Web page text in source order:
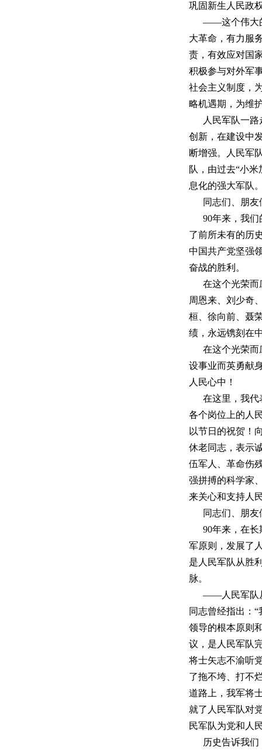
巩固新生人民政
——这个伟大
大革命，有力服
责，有效应对国
积极参与对外军
社会主义制度，
略机遇期，为维
人民军队一
创新，在建设中
断增强。人民军
队，由过去“小
息化的强大军队
同志们、朋友
90年来，我
了前所未有的历
中国共产党坚强
奋战的胜利。
在这个光荣
周恩来、刘少奇
桓、徐向前、聂
绩，永远镌刻在
在这个光荣
设事业而英勇献
人民心中！
在这里，我
各个岗位上的人
以节日的祝贺！
休老同志，表示
伍军人、革命伤
强拼搏的科学家
来关心和支持人
同志们、朋友
90年来，在
军原则，发展了
是人民军队从胜
脉。
——人民军队
同志曾经指出：
领导的根本原则
议，是人民军队
将士矢志不渝听
了拖不垮、打不
道路上，我军将
就了人民军队对
民军队为党和人
历史告诉我